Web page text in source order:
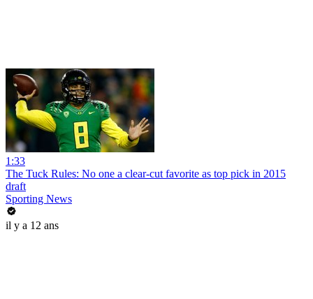
1:33
The Tuck Rules: No one a clear-cut favorite as top pick in 2015
draft
Sporting News
il y a 12 ans